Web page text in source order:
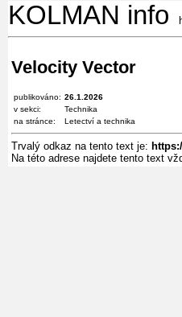
KOLMAN info
Velocity Vector
publikováno: 26.1.2026
v sekci:
Technika
na stránce:
Letectví a technika
Trvalý odkaz na tento text je:
Na této adrese najdete tento text